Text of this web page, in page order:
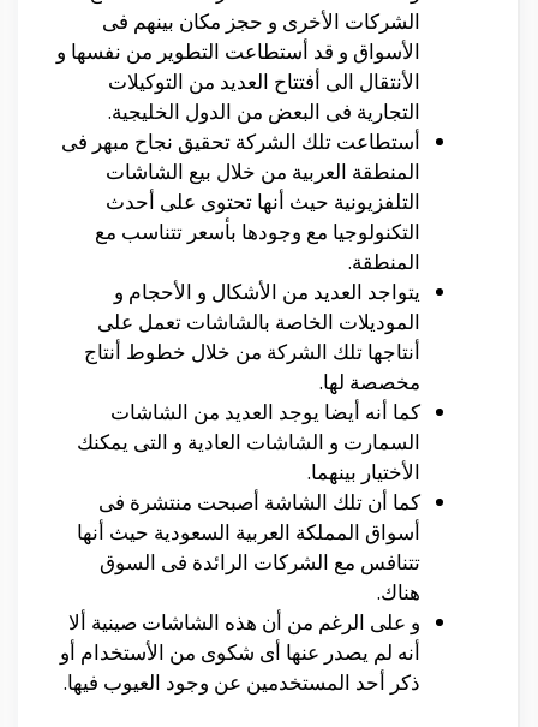
الشركات الأخرى و حجز مكان بينهم فى
الأسواق و قد أستطاعت التطوير من نفسها و
الأنتقال الى أفتتاح العديد من التوكيلات
التجارية فى البعض من الدول الخليجية.
أستطاعت تلك الشركة تحقيق نجاح مبهر فى
المنطقة العربية من خلال بيع الشاشات
التلفزيونية حيث أنها تحتوى على أحدث
التكنولوجيا مع وجودها بأسعر تتناسب مع
المنطقة.
يتواجد العديد من الأشكال و الأحجام و
الموديلات الخاصة بالشاشات تعمل على
أنتاجها تلك الشركة من خلال خطوط أنتاج
مخصصة لها.
كما أنه أيضا يوجد العديد من الشاشات
السمارت و الشاشات العادية و التى يمكنك
الأختيار بينهما.
كما أن تلك الشاشة أصبحت منتشرة فى
أسواق المملكة العربية السعودية حيث أنها
تتنافس مع الشركات الرائدة فى السوق
هناك.
و على الرغم من أن هذه الشاشات صينية ألا
أنه لم يصدر عنها أى شكوى من الأستخدام أو
ذكر أحد المستخدمين عن وجود العيوب فيها.